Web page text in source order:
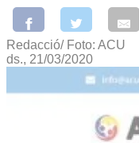
Redacció/ Foto: ACU
ds., 21/03/2020